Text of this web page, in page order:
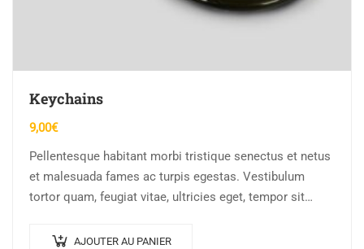
Keychains
9,00€
Pellentesque habitant morbi tristique senectus et netus
et malesuada fames ac turpis egestas. Vestibulum
tortor quam, feugiat vitae, ultricies eget, tempor sit
AJOUTER AU PANIER